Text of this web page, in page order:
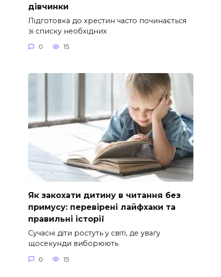
дівчинки
Підготовка до хрестин часто починається
зі списку необхідних
0 15
Як закохати дитину в читання без
примусу: перевірені лайфхаки та
правильні історії
Сучасні діти ростуть у світі, де увагу
щосекунди виборюють
0 15